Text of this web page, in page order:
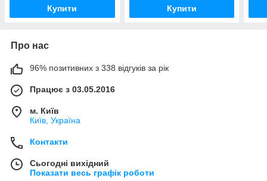
Купити Купити
Про нас
96% позитивних з 338 відгуків за рік
Працює з 03.05.2016
м. Київ
Київ, Україна
Контакти
Сьогодні вихідний
Показати весь графік роботи